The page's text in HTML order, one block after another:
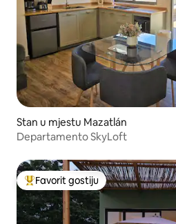
Stan u mjestu Mazatlán
Departamento SkyLoft
Glavni favorit gostiju
Favorit gostiju